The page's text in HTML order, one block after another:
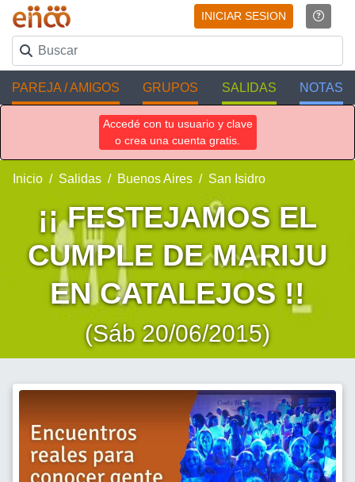
INICIAR SESION
PAREJA / AMIGOS GRUPOS SALIDAS NOTAS
Accedé con tu usuario y clave
o crea una cuenta gratis.
Inicio Salidas Buenos Aires San Isidro
¡¡ FESTEJAMOS EL
CUMPLE DE MARIJU
EN CATALEJOS !!
(Sáb 20/06/2015)